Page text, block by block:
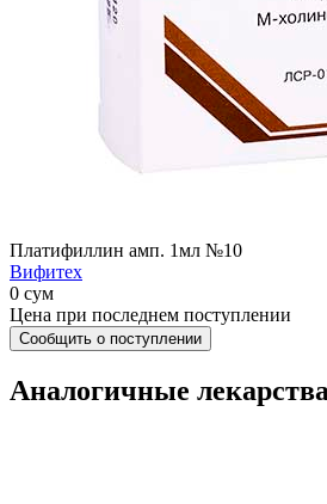
Платифиллин амп. 1мл №10
Вифитех
0 сум
Цена при последнем поступлении
Сообщить о поступлении
Аналогичные